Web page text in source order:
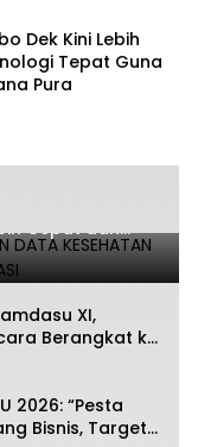
Dek Kini Lebih
Tepat Guna
Pura
Data
Cepat dan
XI,
Berangkat ke
2026: “Pesta
Bisnis, Target